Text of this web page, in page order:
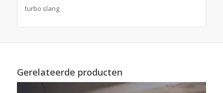
turbo slang
Gerelateerde producten